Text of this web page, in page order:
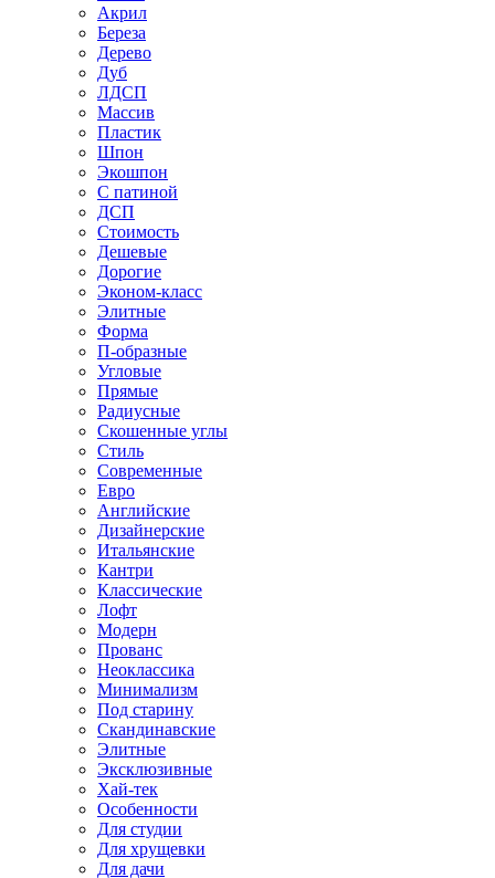
Акрил
Береза
Дерево
Дуб
ЛДСП
Массив
Пластик
Шпон
Экошпон
С патиной
ДСП
Стоимость
Дешевые
Дорогие
Эконом-класс
Элитные
Форма
П-образные
Угловые
Прямые
Радиусные
Скошенные углы
Стиль
Современные
Евро
Английские
Дизайнерские
Итальянские
Кантри
Классические
Лофт
Модерн
Прованс
Неоклассика
Минимализм
Под старину
Скандинавские
Элитные
Эксклюзивные
Хай-тек
Особенности
Для студии
Для хрущевки
Для дачи